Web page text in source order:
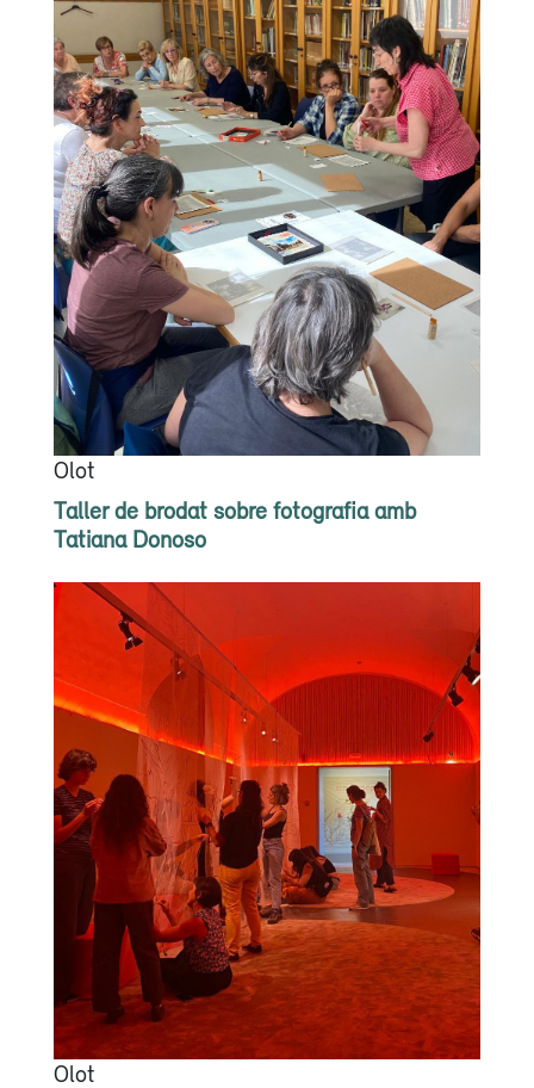
Olot
Taller de brodat sobre fotografia amb
Tatiana Donoso
Olot